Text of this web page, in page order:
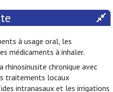
à usage oral, les
médicaments à inhaler.
rhinosinusite chronique avec
traitements locaux
intranasaux et les irrigations